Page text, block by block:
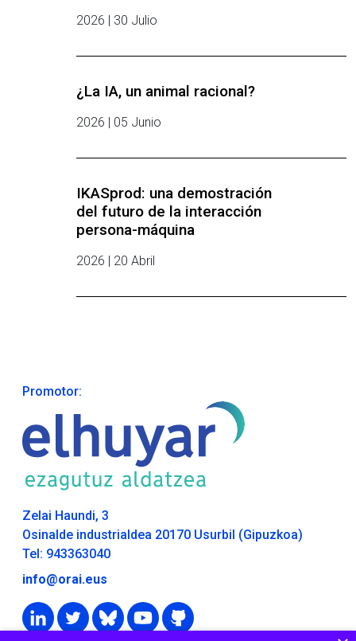
2026 | 30 Julio
¿La IA, un animal racional?
2026 | 05 Junio
IKASprod: una demostración
del futuro de la interacción
persona-máquina
2026 | 20 Abril
Promotor:
Zelai Haundi, 3
Osinalde industrialdea 20170 Usurbil (Gipuzkoa)
Tel: 943363040
info@orai.eus